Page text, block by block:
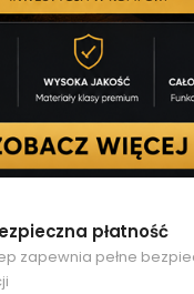
płatność
zapewnia pełne